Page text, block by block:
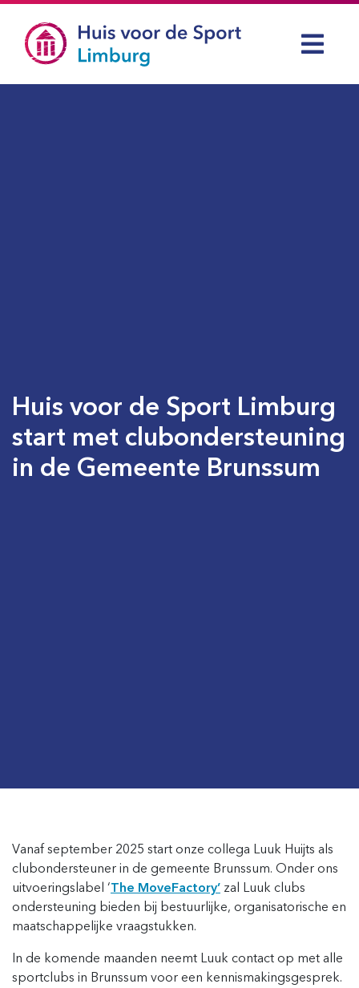
Huis voor de Sport Limburg
start met clubondersteuning
in de Gemeente Brunssum
Vanaf september 2025 start onze collega Luuk Huijts als
clubondersteuner in de gemeente Brunssum. Onder ons
uitvoeringslabel ‘The MoveFactory’ zal Luuk clubs
ondersteuning bieden bij bestuurlijke, organisatorische en
maatschappelijke vraagstukken.
In de komende maanden neemt Luuk contact op met alle
sportclubs in Brunssum voor een kennismakingsgesprek.